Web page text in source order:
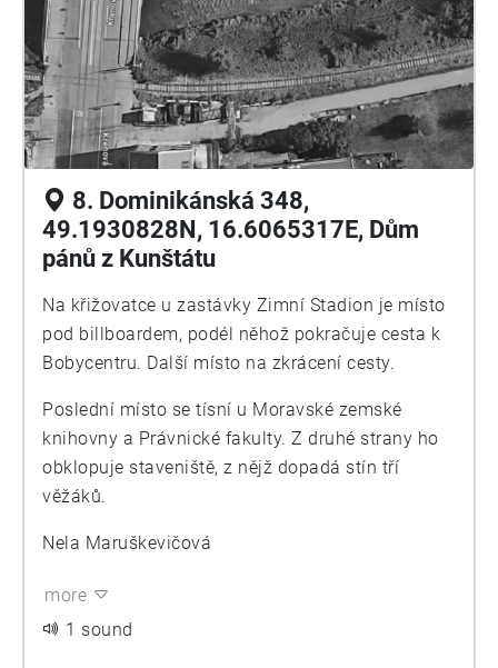
8. Dominikánská 348,
49.1930828N, 16.6065317E, Dům
pánů z Kunštátu
Na křižovatce u zastávky Zimní Stadion je místo
pod billboardem, podél něhož pokračuje cesta k
Bobycentru. Další místo na zkrácení cesty.
Poslední místo se tísní u Moravské zemské
knihovny a Právnické fakulty. Z druhé strany ho
obklopuje staveniště, z nějž dopadá stín tří
věžáků.
Nela Maruškevičová
more
1 sound